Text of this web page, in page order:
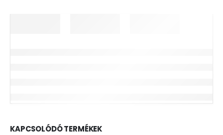
KAPCSOLÓDÓ TERMÉKEK